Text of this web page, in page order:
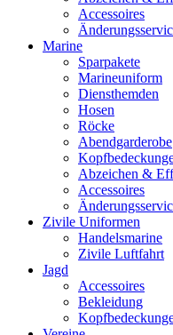
Accessoires
Marine
Sparpakete
Marineuniform
Diensthemden
Hosen
Röcke
Abendgarderobe
Abzeichen &
Accessoires
Zivile Uniformen
Handelsmarine
Zivile Luftfahrt
Jagd
Accessoires
Bekleidung